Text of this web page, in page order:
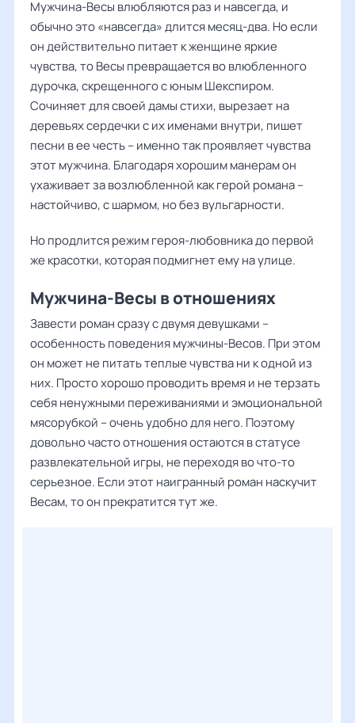
Мужчина-Весы влюбляются раз и навсегда, и
обычно это «навсегда» длится месяц-два. Но если
он действительно питает к женщине яркие
чувства, то Весы превращается во влюбленного
дурочка, скрещенного с юным Шекспиром.
Сочиняет для своей дамы стихи, вырезает на
деревьях сердечки с их именами внутри, пишет
песни в ее честь – именно так проявляет чувства
этот мужчина. Благодаря хорошим манерам он
ухаживает за возлюбленной как герой романа –
настойчиво, с шармом, но без вульгарности.
Но продлится режим героя-любовника до первой
же красотки, которая подмигнет ему на улице.
Мужчина-Весы в отношениях
Завести роман сразу с двумя девушками –
особенность поведения мужчины-Весов. При этом
он может не питать теплые чувства ни к одной из
них. Просто хорошо проводить время и не терзать
себя ненужными переживаниями и эмоциональной
мясорубкой – очень удобно для него. Поэтому
довольно часто отношения остаются в статусе
развлекательной игры, не переходя во что-то
серьезное. Если этот наигранный роман наскучит
Весам, то он прекратится тут же.